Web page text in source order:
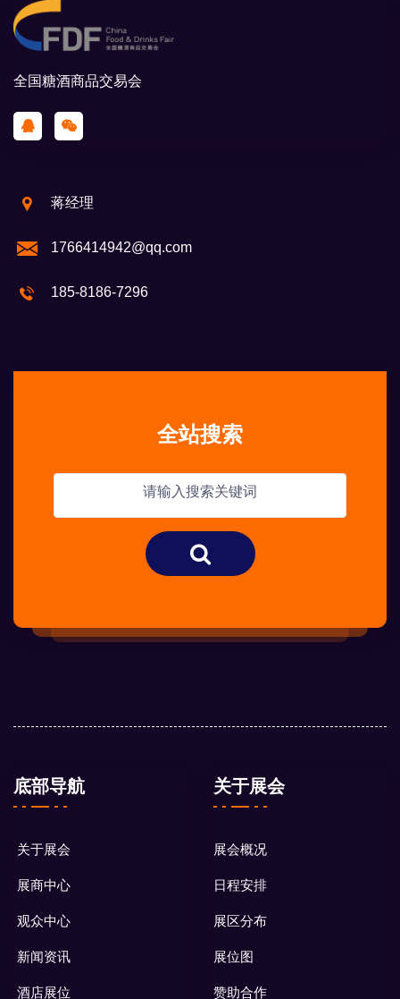
全国糖酒商品交易会
蒋经理
1766414942@qq.com
185-8186-7296
全站搜索
底部导航
关于展会
展商中心
观众中心
新闻资讯
酒店展位
关于展会
展会概况
日程安排
展区分布
展位图
赞助合作